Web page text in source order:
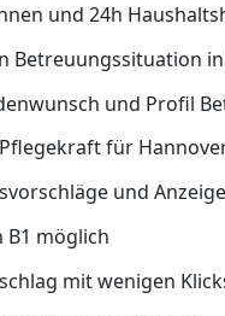
und 24h
Betreuungssituation
und Profil
für
und
möglich
mit wenigen